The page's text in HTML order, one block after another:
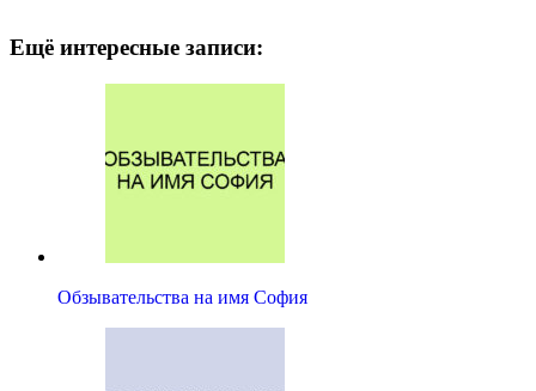
Ещё интересные записи:
Обзывательства на имя София